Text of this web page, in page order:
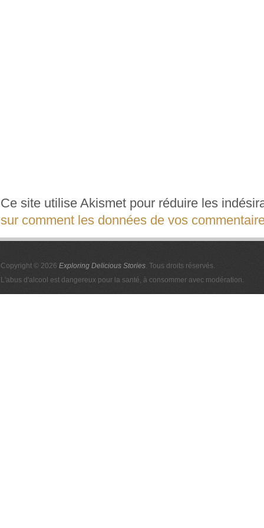
Ce site utilise Akismet pour réduire les
sur comment les données de vos
Copyright © 2026 Exploring Delicious Stories . Tous droits réservés.
L'abus d'alcool est dangereux pour la santé, à consommer avec modération.